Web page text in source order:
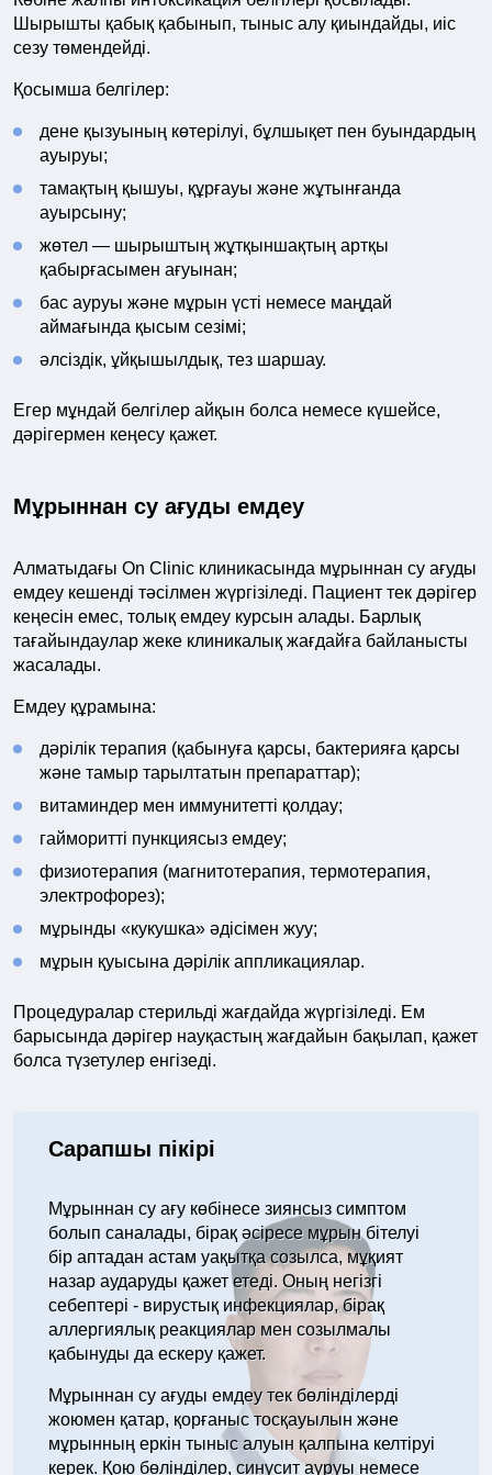
Шырышты қабық қабынып, тыныс алу қиындайды, иіс
сезу төмендейді.
Қосымша белгілер:
дене қызуының көтерілуі, бұлшықет пен буындардың
ауыруы;
тамақтың қышуы, құрғауы және жұтынғанда
ауырсыну;
жөтел — шырыштың жұтқыншақтың артқы
қабырғасымен ағуынан;
бас ауруы және мұрын үсті немесе маңдай
аймағында қысым сезімі;
әлсіздік, ұйқышылдық, тез шаршау.
Егер мұндай белгілер айқын болса немесе күшейсе,
дәрігермен кеңесу қажет.
Мұрыннан су ағуды емдеу
Алматыдағы On Clinic клиникасында мұрыннан су ағуды
емдеу кешенді тәсілмен жүргізіледі. Пациент тек дәрігер
кеңесін емес, толық емдеу курсын алады. Барлық
тағайындаулар жеке клиникалық жағдайға байланысты
жасалады.
Емдеу құрамына:
дәрілік терапия (қабынуға қарсы, бактерияға қарсы
және тамыр тарылтатын препараттар);
витаминдер мен иммунитетті қолдау;
гайморитті пункциясыз емдеу;
физиотерапия (магнитотерапия, термотерапия,
электрофорез);
мұрынды «кукушка» әдісімен жуу;
мұрын қуысына дәрілік аппликациялар.
Процедуралар стерильді жағдайда жүргізіледі. Ем
барысында дәрігер науқастың жағдайын бақылап, қажет
болса түзетулер енгізеді.
Сарапшы пікірі
Мұрыннан су ағу көбінесе зиянсыз симптом
болып саналады, бірақ әсіресе мұрын бітелуі
бір аптадан астам уақытқа созылса, мұқият
назар аударуды қажет етеді. Оның негізгі
себептері - вирустық инфекциялар, бірақ
аллергиялық реакциялар мен созылмалы
қабынуды да ескеру қажет.
Мұрыннан су ағуды емдеу тек бөлінділерді
жоюмен қатар, қорғаныс тосқауылын және
мұрынның еркін тыныс алуын қалпына келтіруі
керек. Қою бөлінділер, синусит ауруы немесе